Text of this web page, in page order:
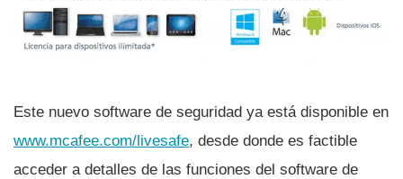
Este nuevo software de seguridad ya está disponible en
www.mcafee.com/livesafe, desde donde es factible
acceder a detalles de las funciones del software de